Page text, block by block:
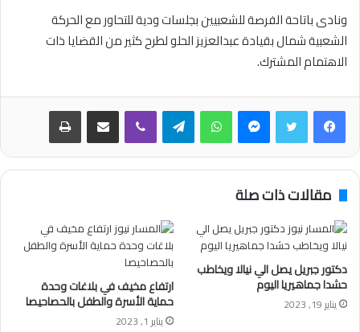
ونادى باتاحة الفرصة للشعبيين بجلسات ودية للتحاور مع الحركة
الشعبية شمال بقيادة عبدالعزيز الحلو لطرح كثير من القضايا ذات
الاهتمام المشترك.
فيسبوكتويتر ماسنجر واتساب تيلقرام ڤايبر مشاركة عبر البريد طباعة
مقالات ذات صلة
دكتور جبريل يصل الي نيالا ويخاطب
حشدا جماهيريا اليوم
يناير 19, 2023
ارتفاع مخيف في بلاغات وحدة
حماية الأسرة والطفل بالحصاحيصا
يناير 1, 2023